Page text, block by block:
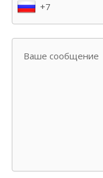
Ваше сообщение